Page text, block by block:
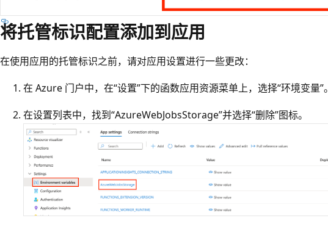
将托管标识配置添加到应用
在使用应用的托管标识之前，请对应用设置进行一些更改：
在 Azure 门户中，在“设置”下的函数应用资源菜单上，选择“环境变量”。
在设置列表中，找到“AzureWebJobsStorage”并选择“删除”图标。